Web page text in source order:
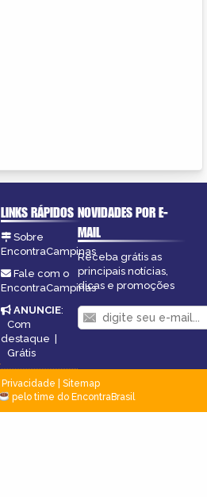
LINKS RÁPIDOS
Sobre
EncontraCampinas
Fale com o
EncontraCampinas
ANUNCIE:
Com
destaque |
Grátis
NOVIDADES POR E-
MAIL
Receba grátis as
principais notícias,
dicas e promoções
Privacidade
Sitemap
pelo time do EncontraBrasil